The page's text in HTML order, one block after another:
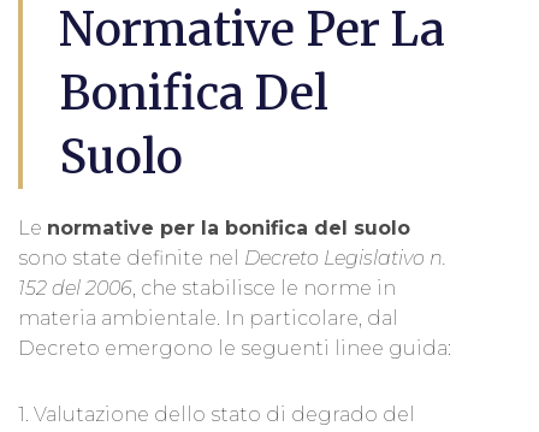
Normative Per La
Bonifica Del
Suolo
Le normative per la bonifica del suolo
sono state definite nel Decreto Legislativo n.
152 del 2006, che stabilisce le norme in
materia ambientale. In particolare, dal
Decreto emergono le seguenti linee guida:
1. Valutazione dello stato di degrado del